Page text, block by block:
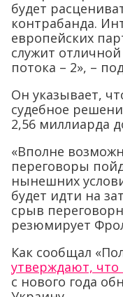
будет
контрабанда.
европейских
служит
потока – 2», –
Он указывает,
судебное
2,56 миллиарда
«Вполне
переговоры
нынешних
будет идти на
срыв
резюмирует
Как сообщал
утверждают,
с нового года